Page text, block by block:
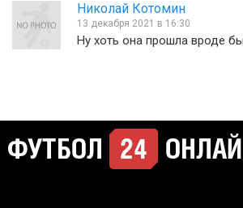
Николай Котомин
13 декабря 2021 в 16:30
Ну хоть она прошла вроде